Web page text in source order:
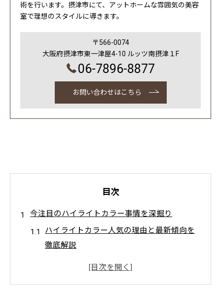
術を行います。摂津市にて、アットホームな雰囲気の美容
室で理想のスタイルに導きます。
〒566-0074
大阪府摂津市東一津屋4-10 ルッツ南摂津１F
06-7896-8877
お問い合わせはこちら
目次
今注目のハイライトカラー事情を深掘り
ハイライトカラー人気の理由と最新傾向を
徹底解説
トレンド感あるハイライトカラーの魅力と